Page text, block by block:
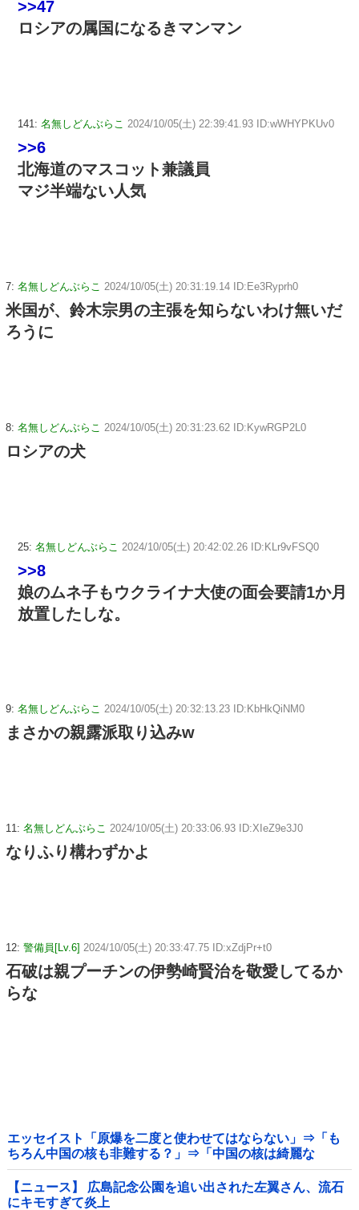
>>47
ロシアの属国になるきマンマン
141: 名無しどんぶらこ 2024/10/05(土) 22:39:41.93 ID:wWHYPKUv0
>>6
北海道のマスコット兼議員
マジ半端ない人気
7: 名無しどんぶらこ 2024/10/05(土) 20:31:19.14 ID:Ee3Ryprh0
米国が、鈴木宗男の主張を知らないわけ無いだ
ろうに
8: 名無しどんぶらこ 2024/10/05(土) 20:31:23.62 ID:KywRGP2L0
ロシアの犬
25: 名無しどんぶらこ 2024/10/05(土) 20:42:02.26 ID:KLr9vFSQ0
>>8
娘のムネ子もウクライナ大使の面会要請1か月
放置したしな。
9: 名無しどんぶらこ 2024/10/05(土) 20:32:13.23 ID:KbHkQiNM0
まさかの親露派取り込みw
11: 名無しどんぶらこ 2024/10/05(土) 20:33:06.93 ID:XIeZ9e3J0
なりふり構わずかよ
12: 警備員[Lv.6] 2024/10/05(土) 20:33:47.75 ID:xZdjPr+t0
石破は親プーチンの伊勢崎賢治を敬愛してるか
らな
エッセイスト「原爆を二度と使わせてはならない」⇒「も
ちろん中国の核も非難する？」⇒「中国の核は綺麗な
核！」
【ニュース】 広島記念公園を追い出された左翼さん、流石
にキモすぎて炎上